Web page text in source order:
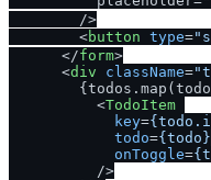
/>
<button type=
</form>
<div className=
<TodoItem
key=
todo={todo}
onToggle=
          />